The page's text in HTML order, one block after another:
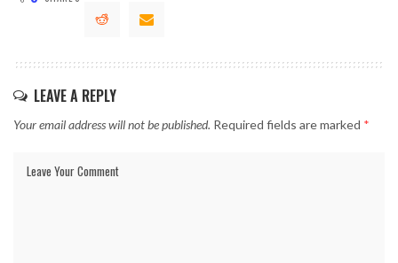
LEAVE A REPLY
Your email address will not be published. Required fields are marked *